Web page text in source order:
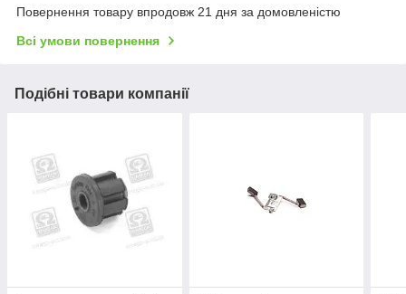
Повернення товару впродовж 21 дня за домовленістю
Всі умови повернення
Подібні товари компанії